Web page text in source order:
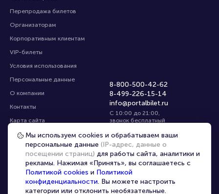
Перепродажа билетов
Организаторам
Корпоративным клиентам
VIP-билеты
Условия использования
Персональные данные
О компании
Контакты
Карта сайта
Управление cookies
8-800-500-42-62
8-499-226-15-14
info@portalbilet.ru
С 10:00 до 21:00,
звонок бесплатный
Все площадки
Главная | Брянск
Мы используем cookies и обрабатываем ваши
персональные данные (IP-адрес, данные о
посещении страниц) для работы сайта, аналитики и
рекламы. Нажимая «Принять», вы соглашаетесь с
Политикой cookies и Политикой
конфиденциальности. Вы можете настроить
категории или отклонить необязательные.